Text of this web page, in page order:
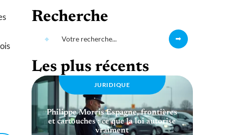
Recherche
Les plus récents
JURIDIQUE
Philippe Morris Espagne, frontières
et cartouches : ce que la loi autorise
vraiment